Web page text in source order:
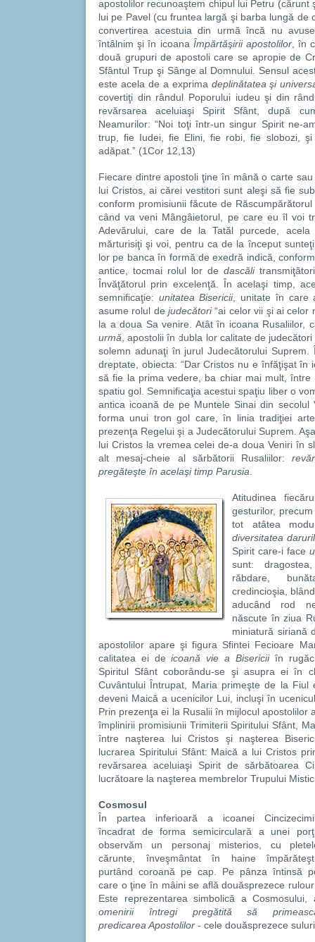
apostolilor recunoaştem chipul lui Petru
lui pe Pavel (cu fruntea largă şi barba lungă de
convertirea acestuia din urmă încă nu
întâlnim şi în icoana Împărtăşirii apostolilor, în
două grupuri de apostoli care se apropie de
Sfântul Trup şi Sânge al Domnului. Sensul
este acela de a exprima deplinătatea şi
covertiţi din rândul Poporului iudeu şi din
revărsarea aceluiaşi Spirit Sfânt, după
Neamurilor: “Noi toţi într-un singur Spirit ne-
trup, fie Iudei, fie Elini, fie robi, fie slobozi,
adăpat.” (1Cor 12,13)
Fiecare dintre apostoli ţine în mână o carte
lui Cristos, ai cărei vestitori sunt aleşi să fie
conform promisiunii făcute de
când va veni Mângâietorul, pe care eu îl voi
Adevărului, care de la Tatăl purcede,
mărturisiţi şi voi, pentru ca de la început
lor pe banca în formă de exedră indică,
antice, tocmai rolul lor de dascăli
Învăţătorul prin excelenţă. În acelaşi timp,
semnificaţie: unitatea Bisericii, unitate în care
asume rolul dejudecători“ai celor vii şi ai celor
la a doua Sa venire. Atât în icoana Rusaliilor,
urmă , apostolii în dubla lor calitate de
solemn adunaţi în jurul Judecătorului
dreptate, obiecta: “Dar Cristos nu e înfăţişat în
să fie la prima vedere, ba chiar mai mult,
spatiu gol. Semnificaţia acestui spaţiu liber o
antica icoană de pe Muntele Sinai din
forma unui tron gol care, în linia tradiţiei
prezenţa Regelui şi a Judecătorului Suprem.
lui Cristos la vremea celei de-a doua Veniri în
alt mesaj-cheie al sărbătorii Rusaliilor:
pregăteşte în acelaşi timp Parusia
Atitudinea
gesturilor,
tot atâtea
diversitatea
Spirit care-i face
sunt:
răbdare,
credincioşia,
aducând rod
născute în ziua
miniatură siriană
apostolilor apare şi figura Sfintei Fecioare
calitatea ei deicoană vie a Bisericiiîn
Spiritul Sfânt coborându-se şi asupra ei în
Cuvântului Întrupat, Maria primeşte de la
deveni Maică a ucenicilor Lui, incluşi în
Prin prezenţa ei la Rusalii în mijlocul apostolilor
împlinirii promisiunii Trimiterii Spiritului Sfânt,
între naşterea lui Cristos şi naşterea
lucrarea Spiritului Sfânt: Maică a lui Cristos
revărsarea aceluiaşi Spirit de sărbătoarea
lucrătoare la naşterea membrelor Trupului
Cosmosul
În partea inferioară a icoanei
încadrat de forma semicirculară a unei
observăm un personaj misterios, cu
cărunte, înveşmântat în haine
purtând coroană pe cap. Pe pânza întinsă
care o ţine în mâini se află douăsprezece
Este reprezentarea simbolică a Cosmosului,
omenirii întregi pregătită să
predicarea Apostolilor - cele douăsprezece